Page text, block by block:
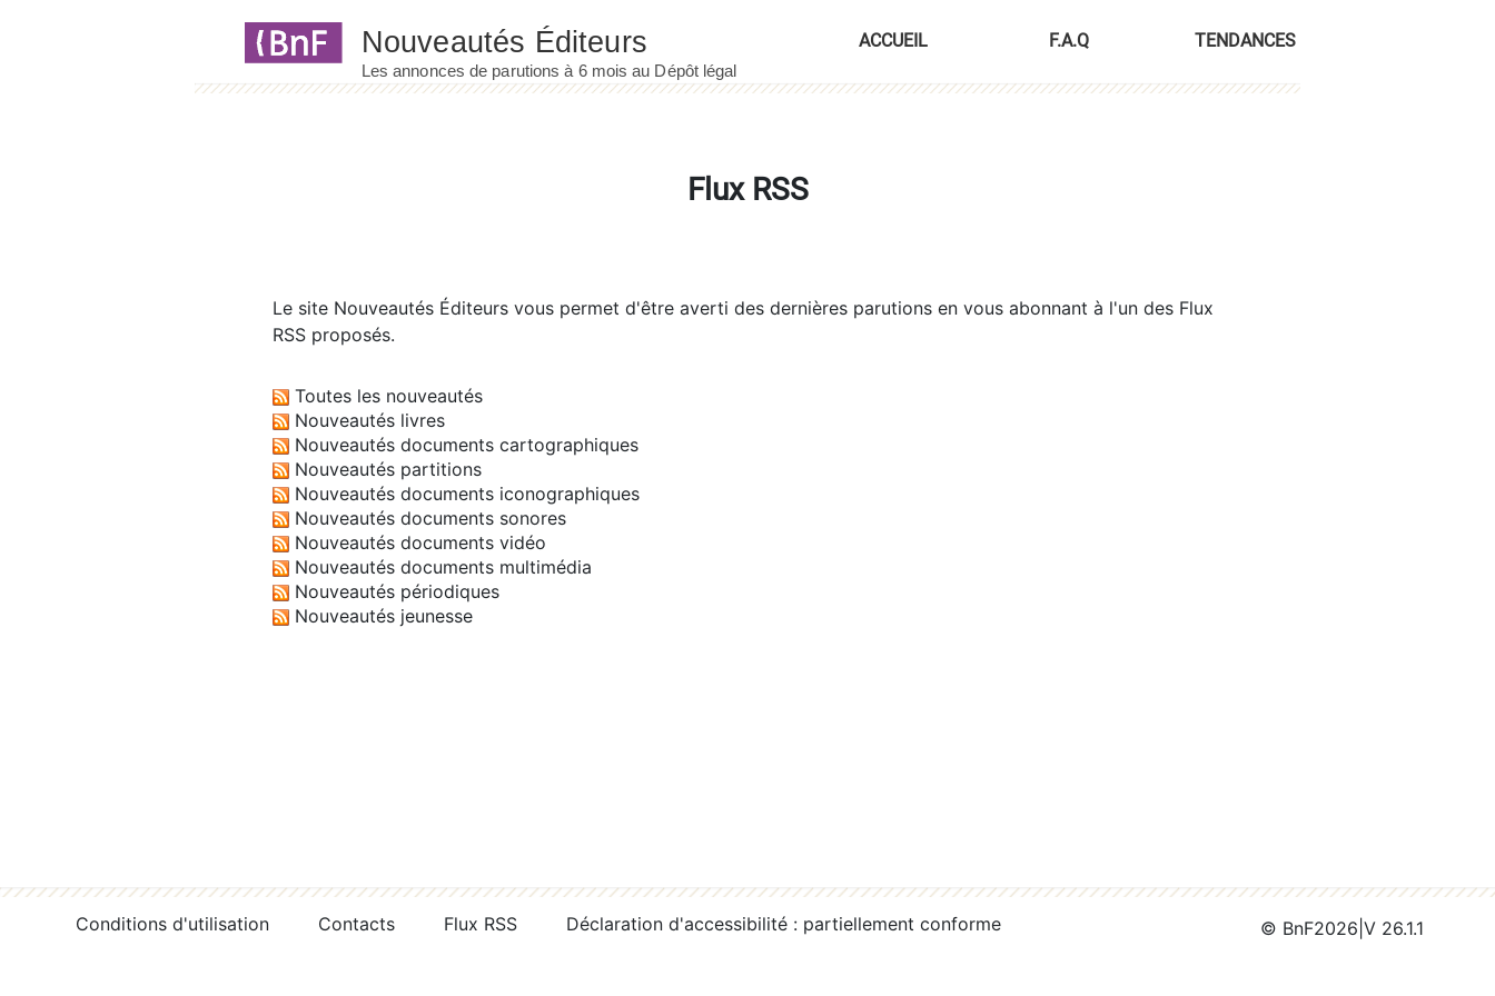
ACCUEIL F.A.Q TENDANCES
Flux RSS
Le site Nouveautés Éditeurs vous permet d'être averti des dernières parutions en vous abonnant à l'un des Flux
RSS proposés.
Toutes les nouveautés
Nouveautés livres
Nouveautés documents cartographiques
Nouveautés partitions
Nouveautés documents iconographiques
Nouveautés documents sonores
Nouveautés documents vidéo
Nouveautés documents multimédia
Nouveautés périodiques
Nouveautés jeunesse
Conditions d'utilisation Contacts Flux RSS Déclaration d'accessibilité : partiellement conforme © BnF2026 V 26.1.1